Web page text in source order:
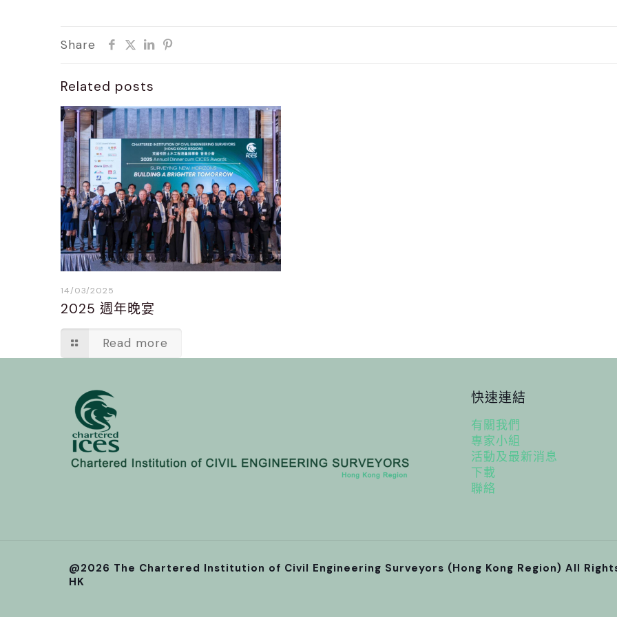
Share
Related posts
14/03/2025
2025 週年晚宴
Read more
快速連結
有關我們
專家小組
活動及最新消息
下載
聯絡
@2026 The Chartered Institution of Civil Engineering Surveyors (Hong Kong Region) All
HK